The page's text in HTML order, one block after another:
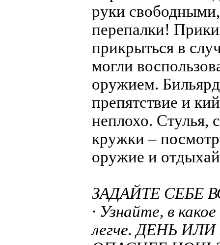
руки
перепалки!
прикрыться в
могли
оружием.
препятствие и
неплохо. Стулья,
кружки –
оружие и
ЗАДАЙТЕ СЕБЕ
· Узнайте, в
легче. ДЕНЬ